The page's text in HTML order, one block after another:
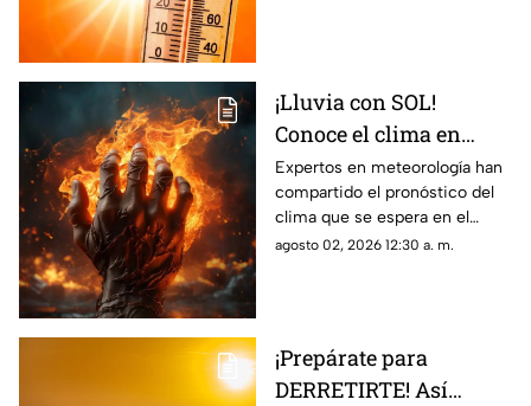
¡Lluvia con SOL!
Conoce el clima en
Campeche hoy, 2 de
agosto de 2026
Expertos en meteorología han
compartido el pronóstico del
clima que se espera en el
estado de Campeche durante
agosto 02, 2026 12:30 a. m.
¡Prepárate para
DERRETIRTE! Así